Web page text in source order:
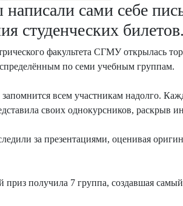
сами себе
студенческих
факультета СГМУ открылась
по семи учебным группам.
всем участникам надолго.
своих однокурсников, раскрыв
за презентациями, оценивая
приз получила 7 группа, создавшая